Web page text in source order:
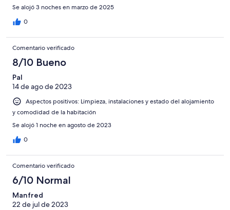
Se alojó 3 noches en marzo de 2025
0
Comentario verificado
8/10 Bueno
Pal
14 de ago de 2023
Aspectos positivos: Limpieza, instalaciones y estado del alojamiento
y comodidad de la habitación
Se alojó 1 noche en agosto de 2023
0
Comentario verificado
6/10 Normal
Manfred
22 de jul de 2023